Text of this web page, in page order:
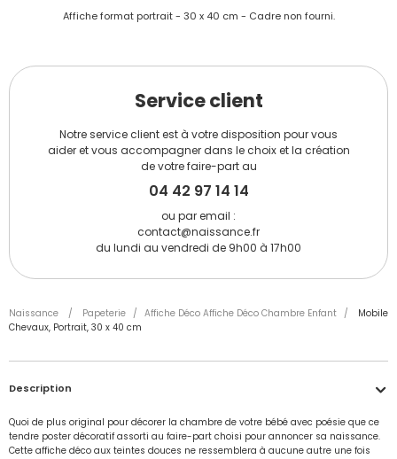
Affiche format portrait - 30 x 40 cm - Cadre non fourni.
Service client
Notre service client est à votre disposition pour vous
aider et vous accompagner dans le choix et la création
de votre faire-part au
04 42 97 14 14
ou par email :
contact@naissance.fr
du lundi au vendredi de 9h00 à 17h00
Naissance / Papeterie / Affiche Déco Affiche Déco Chambre Enfant /
Mobile
Chevaux, Portrait, 30 x 40 cm
Description
Quoi de plus original pour décorer la chambre de votre bébé avec poésie que ce
tendre poster décoratif assorti au faire-part choisi pour annoncer sa naissance.
Cette affiche déco aux teintes douces ne ressemblera à aucune autre une fois